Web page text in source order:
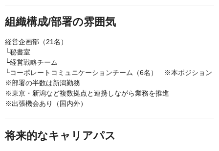
組織構成/部署の雰囲気
経営企画部（21名）
└秘書室
└経営戦略チーム
└コーポレートコミュニケーションチーム（6名） ※本ポジション
※部署の半数は新潟勤務
※東京・新潟など複数拠点と連携しながら業務を推進
※出張機会あり（国内外）
将来的なキャリアパス